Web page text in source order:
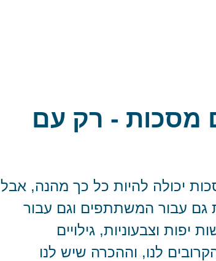
מסכות - רק עם
יכולה להיות כל כך מהנה, אבל
גם עבור המשתתפים וגם עבור
יפות וצבעוניות, גילויים
לנו, וההכרה שיש לנו